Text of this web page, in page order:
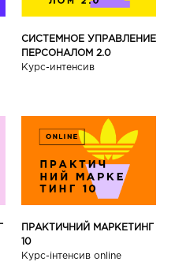
СИСТЕМНОЕ УПРАВЛЕНИЕ
ПЕРСОНАЛОМ 2.0
Курс-интенсив
ПРАКТИЧНИЙ МАРКЕТИНГ
10
Курс-інтенсив online